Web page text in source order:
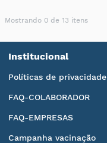
Mostrando 0 de 13 itens
Institucional
Políticas de privacidade
FAQ-COLABORADOR
FAQ-EMPRESAS
Campanha vacinação